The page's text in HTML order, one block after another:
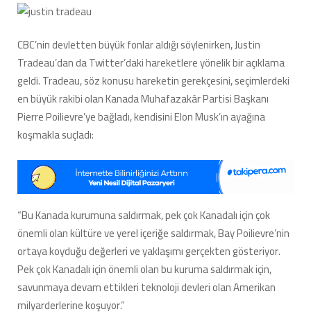
CBC’nin devletten büyük fonlar aldığı söylenirken, Justin
Tradeau’dan da Twitter’daki hareketlere yönelik bir açıklama
geldi. Tradeau, söz konusu hareketin gerekçesini, seçimlerdeki
en büyük rakibi olan Kanada Muhafazakâr Partisi Başkanı
Pierre Poilievre’ye bağladı, kendisini Elon Musk’ın ayağına
koşmakla suçladı:
“Bu Kanada kurumuna saldırmak, pek çok Kanadalı için çok
önemli olan kültüre ve yerel içeriğe saldırmak, Bay Poilievre’nin
ortaya koyduğu değerleri ve yaklaşımı gerçekten gösteriyor.
Pek çok Kanadalı için önemli olan bu kuruma saldırmak için,
savunmaya devam ettikleri teknoloji devleri olan Amerikan
milyarderlerine koşuyor.”